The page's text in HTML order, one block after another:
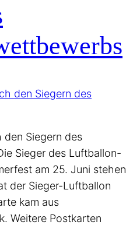
den Siegern des
Sieger des Luftballon-
am 25. Juni stehen
der Sieger-Luftballon
kam aus
Weitere Postkarten